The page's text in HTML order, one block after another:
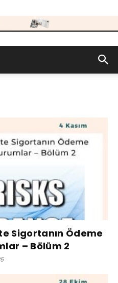
Sigortanın Ödeme
– Bölüm 2